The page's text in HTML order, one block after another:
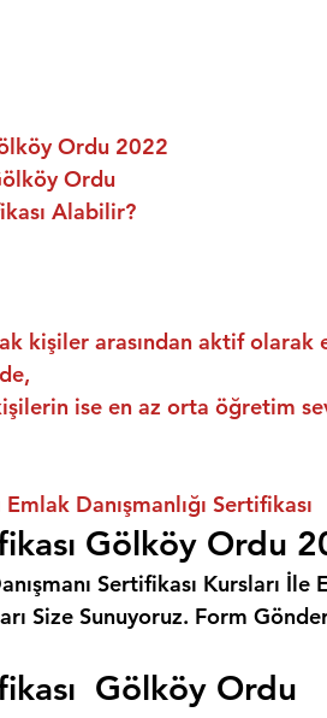
Ordu 2022
Ordu
Alabilir?
kişiler arasından aktif olarak
ise en az orta öğretim
Danışmanlığı Sertifikası
Gölköy Ordu
Sertifikası Kursları İle
Size Sunuyoruz. Form
Gölköy Ordu